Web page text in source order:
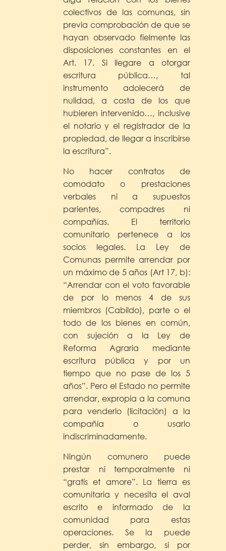
colectivos de las comunas, sin
previa comprobación de que se
hayan observado fielmente las
disposiciones constantes en el
Art. 17. Si llegare a otorgar
escritura pública…, tal
instrumento adolecerá de
nulidad, a costa de los que
hubieren intervenido…, inclusive
el notario y el registrador de la
propiedad, de llegar a inscribirse
la escritura”.
No hacer contratos de
comodato o prestaciones
verbales ni a supuestos
parientes, compadres ni
compañías. El territorio
comunitario pertenece a los
socios legales. La Ley de
Comunas permite arrendar por
un máximo de 5 años (Art 17, b):
“Arrendar con el voto favorable
de por lo menos 4 de sus
miembros (Cabildo), parte o el
todo de los bienes en común,
con sujeción a la Ley de
Reforma Agraria mediante
escritura pública y por un
tiempo que no pase de los 5
años”. Pero el Estado no permite
arrendar, expropia a la comuna
para venderlo (licitación) a la
compañía o usarlo
indiscriminadamente.
Ningún comunero puede
prestar ni temporalmente ni
“gratis et amore”. La tierra es
comunitaria y necesita el aval
escrito e informado de la
comunidad para estas
operaciones. Se la puede
perder, sin embargo, si por